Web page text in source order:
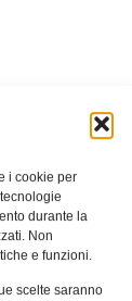
i cookie per
durante la
Non
e funzioni.
scelte saranno